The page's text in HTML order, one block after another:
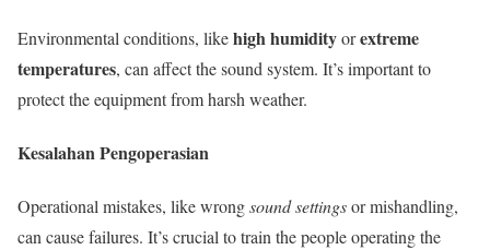
Environmental conditions, likehigh humidityorextreme
temperatures, can affect the sound system. It’s important to
protect the equipment from harsh weather.
Kesalahan Pengoperasian
Operational mistakes, like wrongsound settingsor mishandling,
can cause failures. It’s crucial to train the people operating the